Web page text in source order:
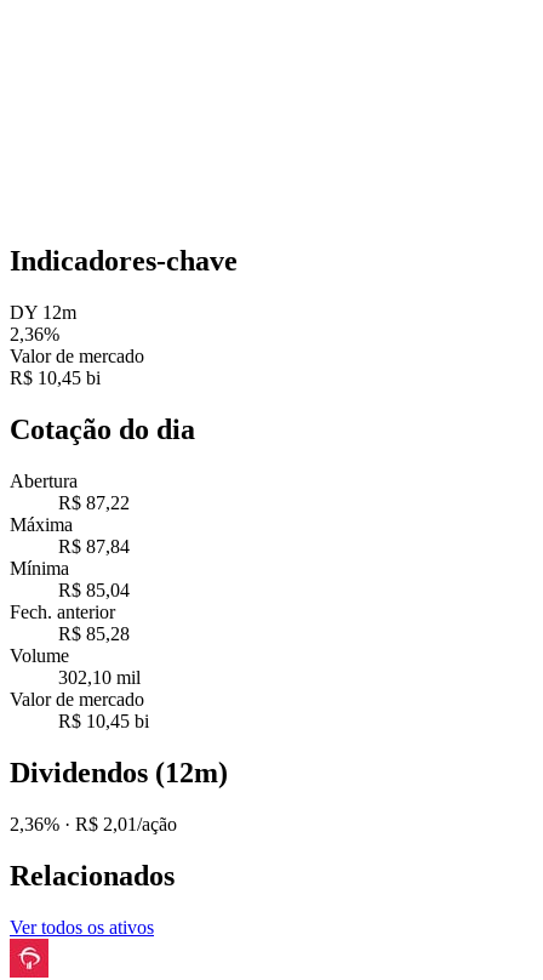
Indicadores-chave
DY 12m
2,36%
Valor de mercado
R$ 10,45 bi
Cotação do dia
Abertura
R$ 87,22
Máxima
R$ 87,84
Mínima
R$ 85,04
Fech. anterior
R$ 85,28
Volume
302,10 mil
Valor de mercado
R$ 10,45 bi
Dividendos (12m)
2,36% · R$ 2,01/ação
Relacionados
Ver todos os ativos